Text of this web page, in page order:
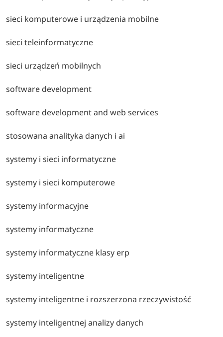
sieci komputerowe i urządzenia mobilne
sieci teleinformatyczne
sieci urządzeń mobilnych
software development
software development and web services
stosowana analityka danych i ai
systemy i sieci informatyczne
systemy i sieci komputerowe
systemy informacyjne
systemy informatyczne
systemy informatyczne klasy erp
systemy inteligentne
systemy inteligentne i rozszerzona rzeczywistość
systemy inteligentnej analizy danych